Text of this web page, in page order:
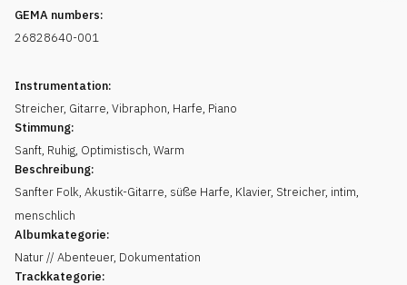
GEMA numbers:
26828640-001
Instrumentation:
Streicher, Gitarre, Vibraphon, Harfe, Piano
Stimmung:
Sanft, Ruhig, Optimistisch, Warm
Beschreibung:
Sanfter Folk, Akustik-Gitarre, süße Harfe, Klavier, Streicher, intim,
menschlich
Albumkategorie:
Natur // Abenteuer, Dokumentation
Trackkategorie: